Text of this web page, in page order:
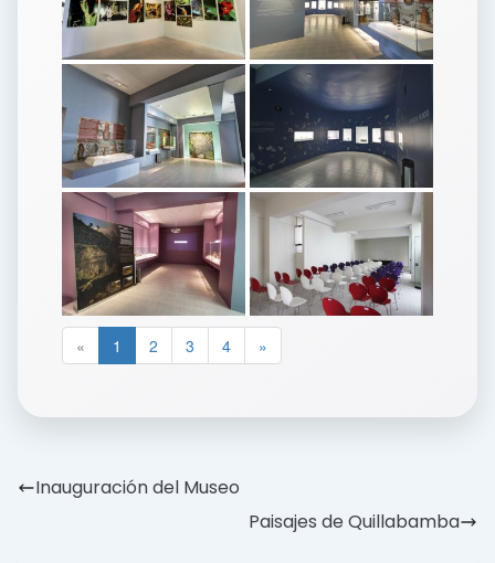
« 1 2 3 4 »
Inauguración del Museo
Paisajes de Quillabamba